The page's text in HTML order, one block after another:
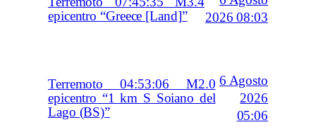
epicentro “Greece [Land]”
2026 08:03
Terremoto 04:53:06 M2.0
epicentro “1 km S Soiano del
Lago (BS)”
6 Agosto
2026
05:06